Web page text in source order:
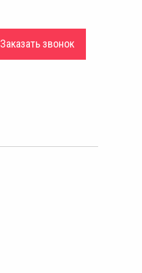
Заказать звонок